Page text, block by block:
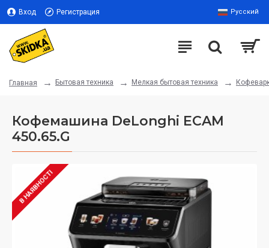
Вход Регистрация Русский
Главная Бытовая техника Мелкая бытовая техника
Кофемашина DeLonghi ECAM
450.65.G
В НАЯВНОСТІ